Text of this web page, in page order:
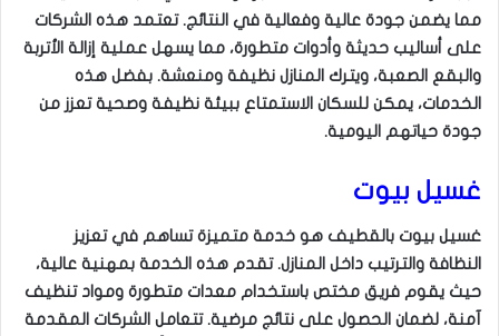
مما يضمن جودة عالية وفعالية في النتائج. تعتمد هذه الشركات
على أساليب حديثة وأدوات متطورة، مما يسهل عملية إزالة الأتربة
والبقع الصعبة، ويترك المنازل نظيفة ومنعشة. بفضل هذه
الخدمات، يمكن للسكان الاستمتاع ببيئة نظيفة وصحية تعزز من
جودة حياتهم اليومية.
غسيل بيوت
غسيل بيوت بالقطيف هو خدمة متميزة تساهم في تعزيز
النظافة والترتيب داخل المنازل. تقدم هذه الخدمة بمهنية عالية،
حيث يقوم فريق مختص باستخدام معدات متطورة ومواد تنظيف
آمنة، لضمان الحصول على نتائج مرضية. تتعامل الشركات المقدمة